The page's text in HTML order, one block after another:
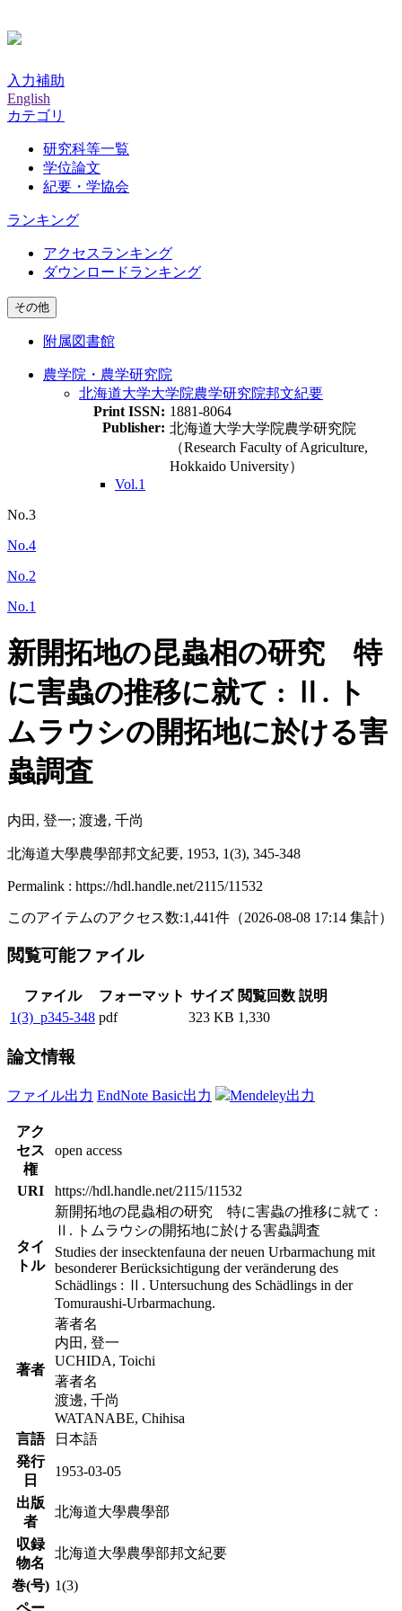
入力補助
English
カテゴリ
研究科等一覧
学位論文
紀要・学協会
ランキング
アクセスランキング
ダウンロードランキング
その他
附属図書館
農学院・農学研究院
北海道大学大学院農学研究院邦文紀要
Print ISSN: 1881-8064
Publisher: 北海道大学大学院農学研究院
（Research Faculty of Agriculture,
Hokkaido University）
Vol.1
No.3
No.4
No.2
No.1
新開拓地の昆蟲相の研究 特
に害蟲の推移に就て : Ⅱ. ト
ムラウシの開拓地に於ける害
蟲調査
内田, 登一; 渡邊, 千尚
北海道大學農學部邦文紀要, 1953, 1(3), 345-348
Permalink : https://hdl.handle.net/2115/11532
このアイテムのアクセス数:1,441件 （2026-08-08 17:14 集計）
閲覧可能ファイル
ファイル フォーマット サイズ 閲覧回数 説明
1(3)_p345-348 pdf 323 KB 1,330
論文情報
ファイル出力 EndNote Basic出力 Mendeley出力
アク
セス
権
open access
URI https://hdl.handle.net/2115/11532
タイ
トル
新開拓地の昆蟲相の研究 特に害蟲の推移に就て :
Ⅱ. トムラウシの開拓地に於ける害蟲調査
Studies der insecktenfauna der neuen Urbarmachung mit
besonderer Berücksichtigung der veränderung des
Schädlings : Ⅱ. Untersuchung des Schädlings in der
Tomuraushi-Urbarmachung.
著者
著者名
内田, 登一
UCHIDA, Toichi
著者名
渡邊, 千尚
WATANABE, Chihisa
言語
日本語
発行
日
1953-03-05
出版
者
北海道大學農學部
収録
物名
北海道大學農學部邦文紀要
巻(号) 1(3)
ペー